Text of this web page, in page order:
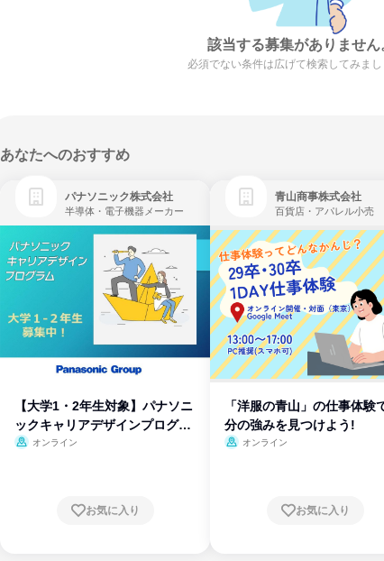
該当する募集がありません
必須でない条件は広げて検索してみまし
あなたへのおすすめ
パナソニック株式会社
半導体・電子機器メーカー
【大学1・2年生対象】パナソニ
ックキャリアデザインプログラ
ム
オンライン
お気に入り
青山商事株式会社
百貨店・アパレル小売
「洋服の青山」の仕事体験
分の強みを見つけよう!
オンライン
お気に入り